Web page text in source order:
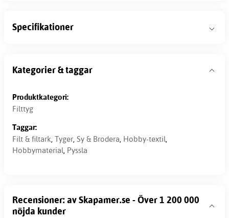
Specifikationer
Kategorier & taggar
Produktkategori:
Filttyg
Taggar:
Filt & filtark, Tyger, Sy & Brodera, Hobby-textil,
Hobbymaterial, Pyssla
Recensioner: av Skapamer.se - Över 1 200 000
nöjda kunder